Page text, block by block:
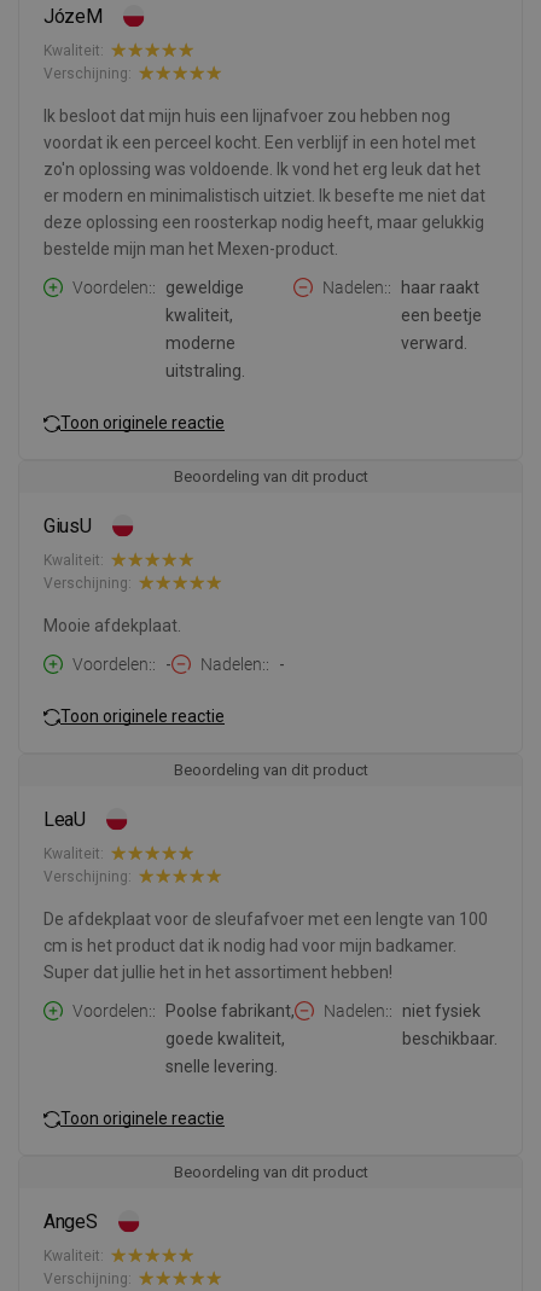
JózeM
Kwaliteit:
Verschijning:
Ik besloot dat mijn huis een lijnafvoer zou hebben nog
voordat ik een perceel kocht. Een verblijf in een hotel met
zo'n oplossing was voldoende. Ik vond het erg leuk dat het
er modern en minimalistisch uitziet. Ik besefte me niet dat
deze oplossing een roosterkap nodig heeft, maar gelukkig
bestelde mijn man het Mexen-product.
Voordelen:
geweldige
kwaliteit,
moderne
uitstraling.
Nadelen:
haar raakt
een beetje
verward.
Toon originele reactie
Beoordeling van dit product
GiusU
Kwaliteit:
Verschijning:
Mooie afdekplaat.
Voordelen:
- Nadelen: -
Toon originele reactie
Beoordeling van dit product
LeaU
Kwaliteit:
Verschijning:
De afdekplaat voor de sleufafvoer met een lengte van 100
cm is het product dat ik nodig had voor mijn badkamer.
Super dat jullie het in het assortiment hebben!
Voordelen:
Poolse fabrikant,
goede kwaliteit,
snelle levering.
Nadelen:
niet fysiek
beschikbaar.
Toon originele reactie
Beoordeling van dit product
AngeS
Kwaliteit:
Verschijning: